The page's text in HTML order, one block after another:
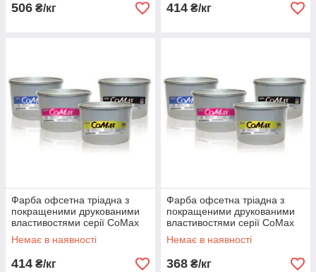
506 ₴/кг 414 ₴/кг
Фарба офсетна тріадна з
покращеними друкованими
властивостями серії CoMax
(EU) 2,5 кг
Немає в наявності
414 ₴/кг
Фарба офсетна тріадна з
покращеними друкованими
властивостями серії CoMax
(EU) 20 кг
Немає в наявності
368 ₴/кг